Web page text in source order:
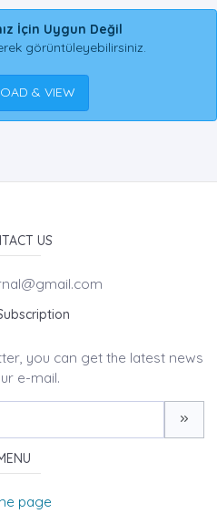
İçin Uygun Değil
görüntüleyebilirsiniz.
& VIEW
US
you can get the latest news
e-mail.
page